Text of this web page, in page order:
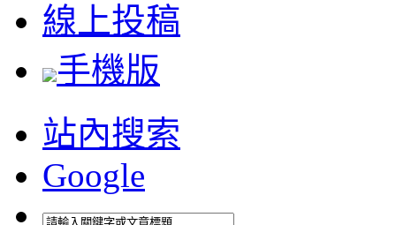
線上投稿
手機版
站內搜索
Google